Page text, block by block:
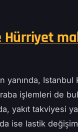
Istanbul
işlemleri de
yakıt takviyesi
ise lastik